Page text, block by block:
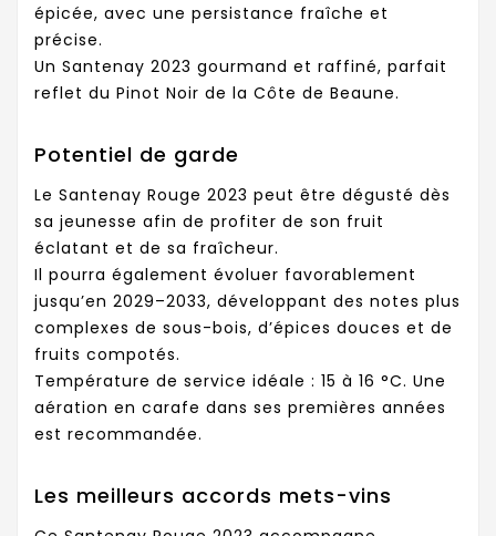
épicée, avec une persistance fraîche et
précise.
Un Santenay 2023 gourmand et raffiné, parfait
reflet du Pinot Noir de la Côte de Beaune.
Potentiel de garde
Le Santenay Rouge 2023 peut être dégusté dès
sa jeunesse afin de profiter de son fruit
éclatant et de sa fraîcheur.
Il pourra également évoluer favorablement
jusqu’en 2029–2033, développant des notes plus
complexes de sous-bois, d’épices douces et de
fruits compotés.
Température de service idéale : 15 à 16 °C. Une
aération en carafe dans ses premières années
est recommandée.
Les meilleurs accords mets-vins